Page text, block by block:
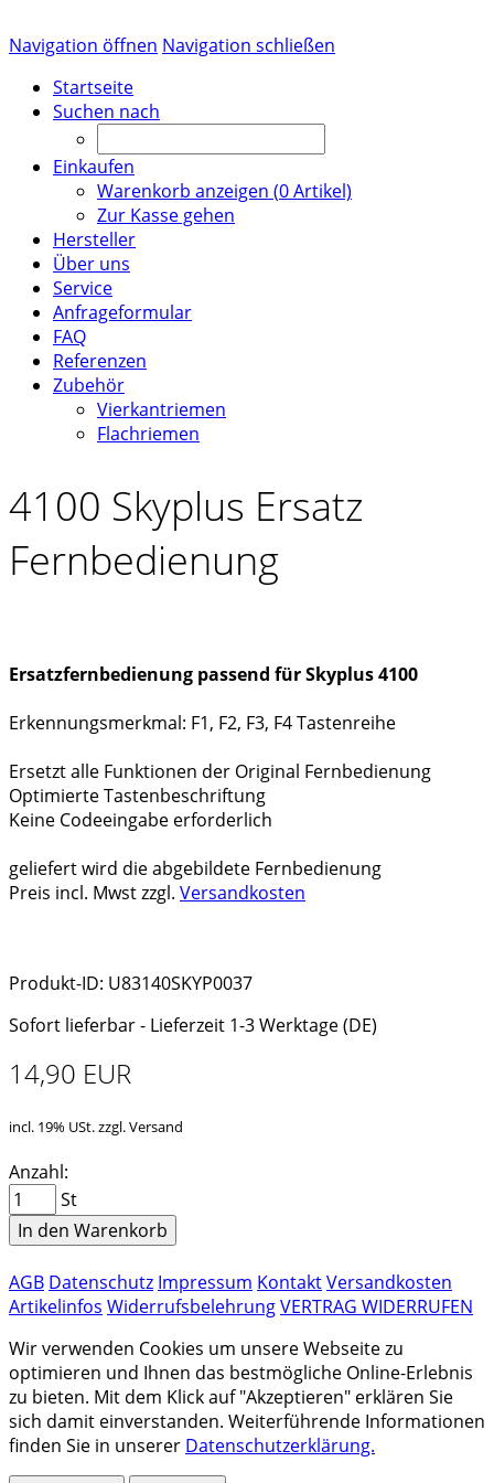
Navigation öffnen Navigation schließen
Startseite
Suchen nach
Einkaufen
Warenkorb anzeigen (0Artikel)
Zur Kasse gehen
Hersteller
Über uns
Service
Anfrageformular
FAQ
Referenzen
Zubehör
Vierkantriemen
Flachriemen
4100 Skyplus Ersatz
Fernbedienung
Ersatzfernbedienung passend für Skyplus 4100
Erkennungsmerkmal: F1, F2, F3, F4 Tastenreihe
Ersetzt alle Funktionen der Original Fernbedienung
Optimierte Tastenbeschriftung
Keine Codeeingabe erforderlich
geliefert wird die abgebildete Fernbedienung
Preis incl. Mwst zzgl. Versandkosten
Produkt-ID: U83140SKYP0037
Sofort lieferbar - Lieferzeit 1-3 Werktage (DE)
14,90 EUR
incl. 19% USt. zzgl. Versand
Anzahl:
St
In den Warenkorb
AGB Datenschutz Impressum KontaktVersandkosten
Artikelinfos WiderrufsbelehrungVERTRAG WIDERRUFEN
Wir verwenden Cookies um unsere Webseite zu
optimieren und Ihnen das bestmögliche Online-Erlebnis
zu bieten. Mit dem Klick auf "Akzeptieren" erklären Sie
sich damit einverstanden. Weiterführende Informationen
finden Sie in unserer Datenschutzerklärung.